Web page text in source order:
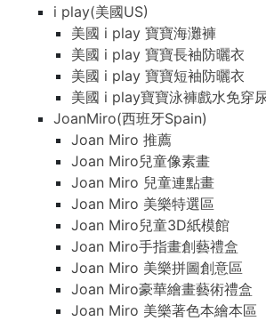
i play(美國US)
美國 i play 寶寶海灘褲
美國 i play 寶寶長袖防曬衣
美國 i play 寶寶短袖防曬衣
美國 i play寶寶泳褲戲水免穿
JoanMiro(西班牙Spain)
Joan Miro 推薦
Joan Miro兒童像素畫
Joan Miro 兒童連點畫
Joan Miro 美樂特選區
Joan Miro兒童3D紙模館
Joan Miro手指畫創藝禮盒
Joan Miro 美樂拼圖創意區
Joan Miro豪華繪畫藝術禮盒
Joan Miro 美樂著色本繪本區